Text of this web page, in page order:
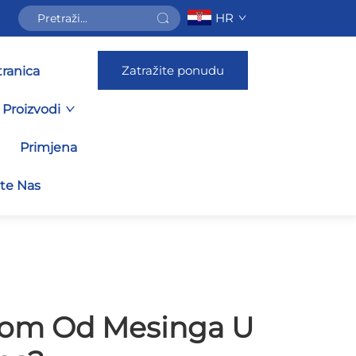
HR
Proizvodi
Primjena
Nas
Zatražite ponudu
Od Mesinga U